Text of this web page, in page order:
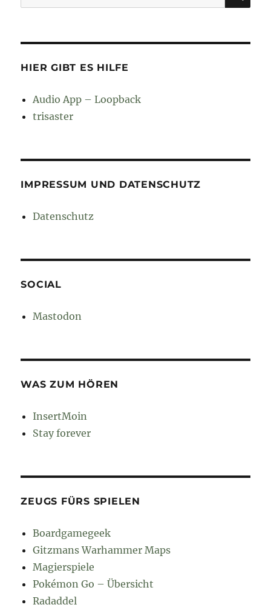
nach:
HIER GIBT ES HILFE
Audio App – Loopback
trisaster
IMPRESSUM UND DATENSCHUTZ
Datenschutz
SOCIAL
Mastodon
WAS ZUM HÖREN
InsertMoin
Stay forever
ZEUGS FÜRS SPIELEN
Boardgamegeek
Gitzmans Warhammer Maps
Magierspiele
Pokémon Go – Übersicht
Radaddel